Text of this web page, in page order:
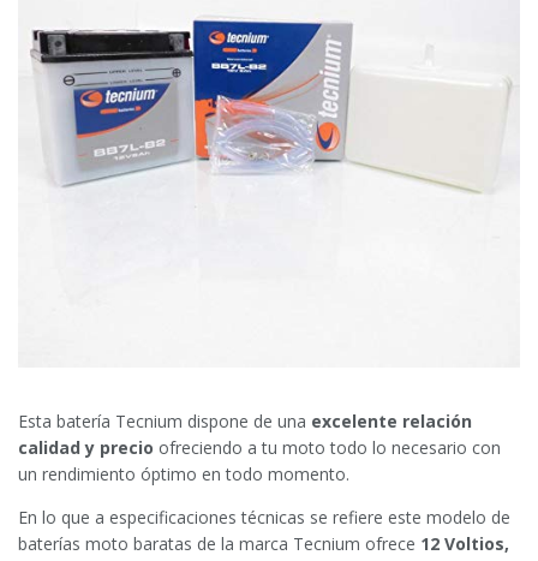
Esta batería Tecnium dispone de una excelente relación
calidad y precio ofreciendo a tu moto todo lo necesario con
un rendimiento óptimo en todo momento.
En lo que a especificaciones técnicas se refiere este modelo de
baterías moto baratas de la marca Tecnium ofrece 12 Voltios,